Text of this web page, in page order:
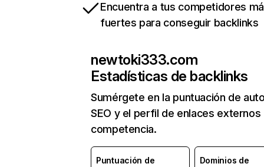
Encuentra a tus competidores
fuertes para conseguir backlinks
newtoki333.com
Estadísticas de backlinks
Sumérgete en la puntuación de
SEO y el perfil de enlaces externos
competencia.
Puntuación de
Dominios de